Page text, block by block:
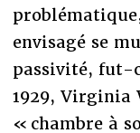
envisagé se
passivité, fut-
1929, Virginia
« chambre à